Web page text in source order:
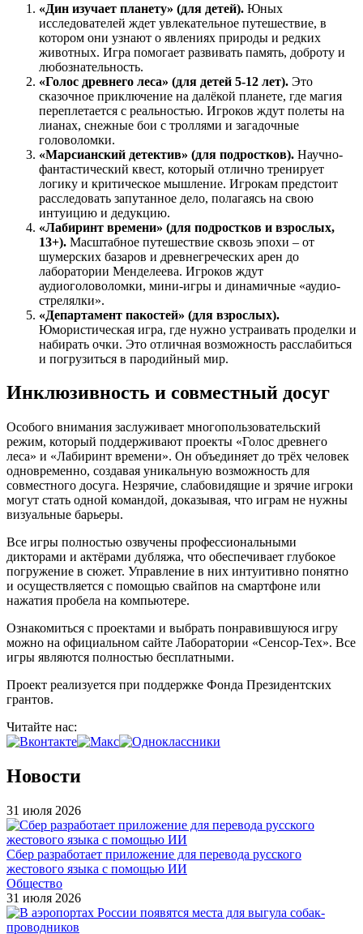
«Дин изучает планету» (для детей). Юных
исследователей ждет увлекательное путешествие, в
котором они узнают о явлениях природы и редких
животных. Игра помогает развивать память, доброту и
любознательность.
«Голос древнего леса» (для детей 5-12 лет). Это
сказочное приключение на далёкой планете, где магия
переплетается с реальностью. Игроков ждут полеты на
лианах, снежные бои с троллями и загадочные
головоломки.
«Марсианский детектив» (для подростков). Научно-
фантастический квест, который отлично тренирует
логику и критическое мышление. Игрокам предстоит
расследовать запутанное дело, полагаясь на свою
интуицию и дедукцию.
«Лабиринт времени» (для подростков и взрослых,
13+). Масштабное путешествие сквозь эпохи – от
шумерских базаров и древнегреческих арен до
лаборатории Менделеева. Игроков ждут
аудиоголоволомки, мини-игры и динамичные «аудио-
стрелялки».
«Департамент пакостей» (для взрослых).
Юмористическая игра, где нужно устраивать проделки и
набирать очки. Это отличная возможность расслабиться
и погрузиться в пародийный мир.
Инклюзивность и совместный досуг
Особого внимания заслуживает многопользовательский
режим, который поддерживают проекты «Голос древнего
леса» и «Лабиринт времени». Он объединяет до трёх человек
одновременно, создавая уникальную возможность для
совместного досуга. Незрячие, слабовидящие и зрячие игроки
могут стать одной командой, доказывая, что играм не нужны
визуальные барьеры.
Все игры полностью озвучены профессиональными
дикторами и актёрами дубляжа, что обеспечивает глубокое
погружение в сюжет. Управление в них интуитивно понятно
и осуществляется с помощью свайпов на смартфоне или
нажатия пробела на компьютере.
Ознакомиться с проектами и выбрать понравившуюся игру
можно на официальном сайте Лаборатории «Сенсор-Тех». Все
игры являются полностью бесплатными.
Проект реализуется при поддержке Фонда Президентских
грантов.
Читайте нас:
Новости
31 июля 2026
Сбер разработает приложение для перевода русского
жестового языка с помощью ИИ
Общество
31 июля 2026